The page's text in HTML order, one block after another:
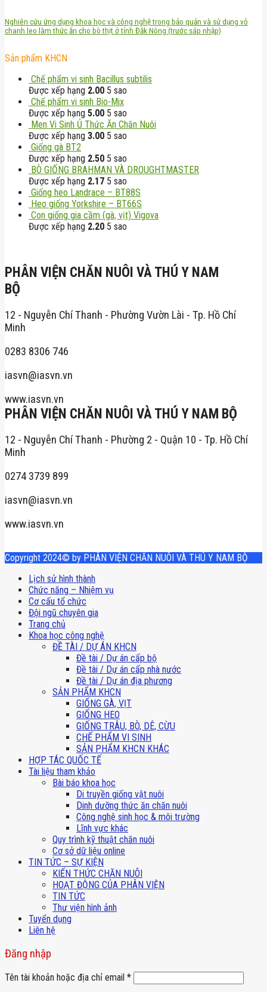
Nghiên cứu ứng dụng khoa học và công nghệ trong bảo quản và sử dụng vỏ
chanh leo làm thức ăn cho bò thịt ở tỉnh Đắk Nông (trước sáp nhập)
Sản phẩm KHCN
Chế phẩm vi sinh Bacillus subtilis
Được xếp hạng 2.00 5 sao
Chế phẩm vi sinh Bio-Mix
Được xếp hạng 5.00 5 sao
Men Vi Sinh Ủ Thức Ăn Chăn Nuôi
Được xếp hạng 3.00 5 sao
Giống gà BT2
Được xếp hạng 2.50 5 sao
BÒ GIỐNG BRAHMAN VÀ DROUGHTMASTER
Được xếp hạng 2.17 5 sao
Giống heo Landrace – BT88S
Heo giống Yorkshire – BT66S
Con giống gia cầm (gà, vịt) Vigova
Được xếp hạng 2.20 5 sao
PHÂN VIỆN CHĂN NUÔI VÀ THÚ Y NAM
BỘ
12 - Nguyễn Chí Thanh - Phường Vườn Lài - Tp. Hồ Chí
Minh
0283 8306 746
iasvn@iasvn.vn
www.iasvn.vn
PHÂN VIỆN CHĂN NUÔI VÀ THÚ Y NAM BỘ
12 - Nguyễn Chí Thanh - Phường 2 - Quận 10 - Tp. Hồ Chí
Minh
0274 3739 899
iasvn@iasvn.vn
www.iasvn.vn
Copyright 2024© by PHÂN VIỆN CHĂN NUÔI VÀ THÚ Y NAM BỘ
Lịch sử hình thành
Chức năng – Nhiệm vụ
Cơ cấu tổ chức
Đội ngũ chuyên gia
Trang chủ
Khoa học công nghệ
ĐỀ TÀI / DỰ ÁN KHCN
Đề tài / Dự án cấp bộ
Đề tài / Dự án cấp nhà nước
Đề tài / Dự án địa phương
SẢN PHẨM KHCN
GIỐNG GÀ, VỊT
GIỐNG HEO
GIỐNG TRÂU, BÒ, DÊ, CỪU
CHẾ PHẨM VI SINH
SẢN PHẨM KHCN KHÁC
HỢP TÁC QUỐC TẾ
Tài liệu tham khảo
Bài báo khoa học
Di truyền giống vật nuôi
Dinh dưỡng thức ăn chăn nuôi
Công nghệ sinh học & môi trường
Lĩnh vực khác
Quy trình kỹ thuật chăn nuôi
Cơ sở dữ liệu online
TIN TỨC – SỰ KIỆN
KIẾN THỨC CHĂN NUÔI
HOẠT ĐỘNG CỦA PHÂN VIỆN
TIN TỨC
Thư viện hình ảnh
Tuyển dụng
Liên hệ
Đăng nhập
Tên tài khoản hoặc địa chỉ email *